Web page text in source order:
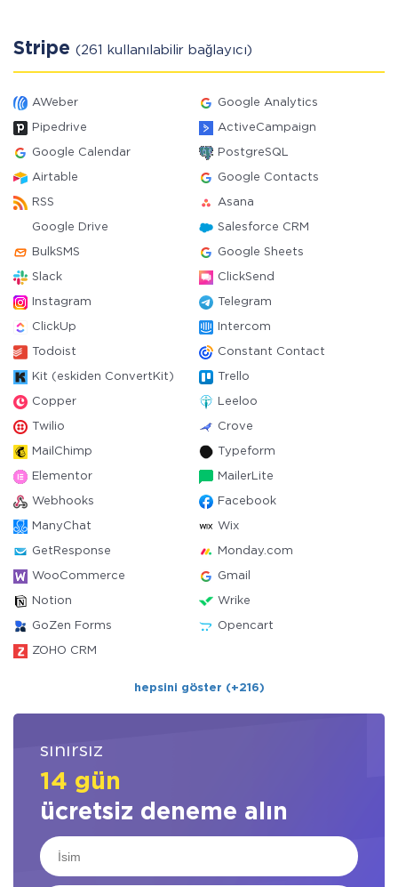
Stripe (261 kullanılabilir bağlayıcı)
AWeber Google Analytics
Pipedrive ActiveCampaign
Google Calendar PostgreSQL
Airtable Google Contacts
RSS Asana
Google Drive Salesforce CRM
BulkSMS Google Sheets
Slack ClickSend
Instagram Telegram
ClickUp Intercom
Todoist Constant Contact
Kit (eskiden ConvertKit) Trello
Copper Leeloo
Twilio Crove
MailChimp Typeform
Elementor MailerLite
Webhooks Facebook
ManyChat Wix
GetResponse Monday.com
WooCommerce Gmail
Notion Wrike
GoZen Forms Opencart
ZOHO CRM
hepsini göster (+216)
sınırsız
14 gün
ücretsiz deneme alın